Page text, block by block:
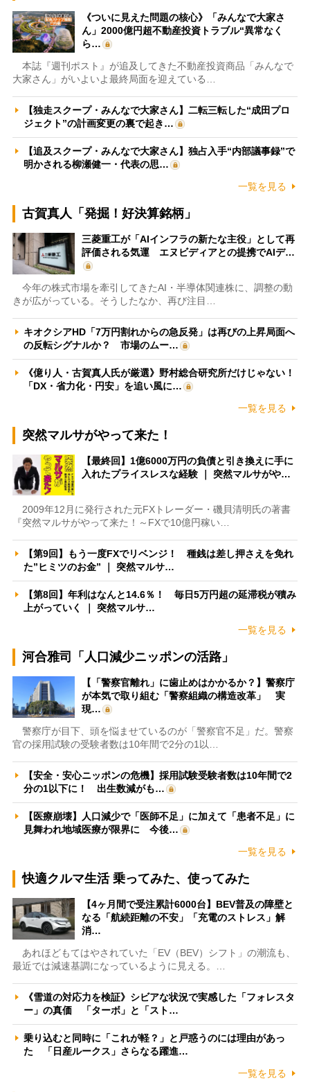
《ついに見えた問題の核心》「みんなで大家さ
ん」2000億円超不動産投資トラブル“異常なく
ら…
本誌『週刊ポスト』が追及してきた不動産投資商品「みんなで
大家さん」がいよいよ最終局面を迎えている…
【独走スクープ・みんなで大家さん】二転三転した“成田プロ
ジェクト”の計画変更の裏で起き…
【追及スクープ・みんなで大家さん】独占入手“内部議事録”で
明かされる柳瀬健一・代表の思…
一覧を見る
古賀真人「発掘！好決算銘柄」
三菱重工が「AIインフラの新たな主役」として再
評価される気運 エヌビディアとの提携でAIデ…
今年の株式市場を牽引してきたAI・半導体関連株に、調整の動
きが広がっている。そうしたなか、再び注目…
キオクシアHD「7万円割れからの急反発」は再びの上昇局面へ
の反転シグナルか？ 市場のムー…
《億り人・古賀真人氏が厳選》野村総合研究所だけじゃない！
「DX・省力化・円安」を追い風に…
一覧を見る
突然マルサがやって来た！
【最終回】1億6000万円の負債と引き換えに手に
入れたプライスレスな経験 ｜ 突然マルサがや…
2009年12月に発行された元FXトレーダー・磯貝清明氏の著書
『突然マルサがやって来た！～FXで10億円稼い…
【第9回】もう一度FXでリベンジ！ 種銭は差し押さえを免れ
た”ヒミツのお金” ｜ 突然マルサ…
【第8回】年利はなんと14.6％！ 毎日5万円超の延滞税が積み
上がっていく ｜ 突然マルサ…
一覧を見る
河合雅司「人口減少ニッポンの活路」
【「警察官離れ」に歯止めはかかるか？】警察庁
が本気で取り組む「警察組織の構造改革」 実
現…
警察庁が目下、頭を悩ませているのが「警察官不足」だ。警察
官の採用試験の受験者数は10年間で2分の1以…
【安全・安心ニッポンの危機】採用試験受験者数は10年間で2
分の1以下に！ 出生数減がも…
【医療崩壊】人口減少で「医師不足」に加えて「患者不足」に
見舞われ地域医療が限界に 今後…
一覧を見る
快適クルマ生活 乗ってみた、使ってみた
【4ヶ月間で受注累計6000台】BEV普及の障壁と
なる「航続距離の不安」「充電のストレス」解
消…
あれほどもてはやされていた「EV（BEV）シフト」の潮流も、
最近では減速基調になっているように見える。…
《雪道の対応力を検証》シビアな状況で実感した「フォレスタ
ー」の真価 「ターボ」と「スト…
乗り込むと同時に「これが軽？」と戸惑うのには理由があっ
た 「日産ルークス」さらなる躍進…
一覧を見る